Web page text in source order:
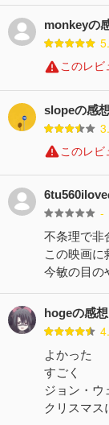
monkeyの
このレビ
slopeの感
このレビ
-
不条理で非
この映画に
今敏の目の
hogeの感
よかった
すごく
ジョン・ウ
クリスマス